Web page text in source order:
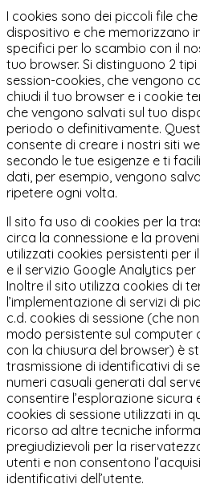
I cookies sono dei piccoli file
dispositivo e che memorizzano
specifici per lo scambio con il
tuo browser. Si distinguono 2
session-cookies, che vengono
chiudi il tuo browser e i cookie
che vengono salvati sul tuo
periodo o definitivamente.
consente di creare i nostri siti
secondo le tue esigenze e ti
dati, per esempio, vengono
ripetere ogni volta.
Il sito fa uso di cookies per la
circa la connessione e la
utilizzati cookies persistenti per
e il servizio Google Analytics
Inoltre il sito utilizza cookies di
l’implementazione di servizi di
c.d. cookies di sessione (che
modo persistente sul computer
con la chiusura del browser) è
trasmissione di identificativi di
numeri casuali generati dal
consentire l’esplorazione sicura
cookies di sessione utilizzati in
ricorso ad altre tecniche
pregiudizievoli per la
utenti e non consentono
identificativi dell’utente.